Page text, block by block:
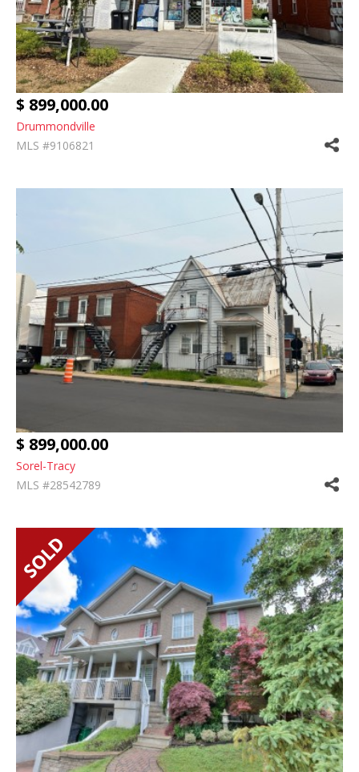
$ 899,000.00
Drummondville
MLS #9106821
$ 899,000.00
Sorel-Tracy
MLS #28542789